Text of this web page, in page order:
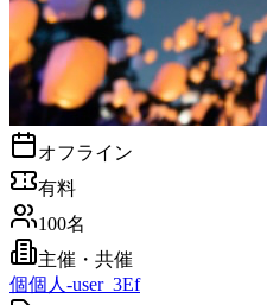
オフライン
有料
100名
主催・共催
個個人-user_3Ef